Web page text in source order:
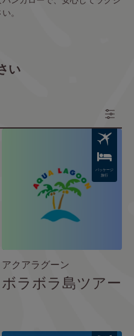
。
い
パッケージ
旅行
アクアラグーン
ボラボラ島ツアー